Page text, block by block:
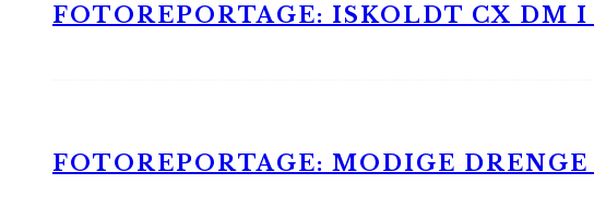
FOTOREPORTAGE: ISKOLDT CX DM
FOTOREPORTAGE: MODIGE